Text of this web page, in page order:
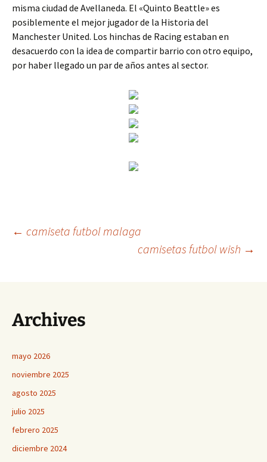
misma ciudad de Avellaneda. El «Quinto Beattle» es
posiblemente el mejor jugador de la Historia del
Manchester United. Los hinchas de Racing estaban en
desacuerdo con la idea de compartir barrio con otro equipo,
por haber llegado un par de años antes al sector.
Navegación
entradas
← camiseta futbol malaga
camisetas futbol wish →
Archives
mayo 2026
noviembre 2025
agosto 2025
julio 2025
febrero 2025
diciembre 2024